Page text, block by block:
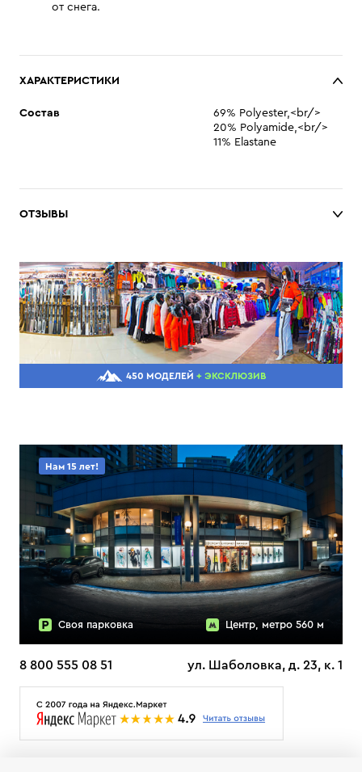
от снега.
ХАРАКТЕРИСТИКИ
Состав
69% Polyester,<br/>
20% Polyamide,<br/>
11% Elastane
ОТЗЫВЫ
450 МОДЕЛЕЙ + ЭКСКЛЮЗИВ
Нам 15 лет!
Своя парковка Центр, метро 560 м
8 800 555 08 51 ул. Шаболовка, д. 23, к. 1